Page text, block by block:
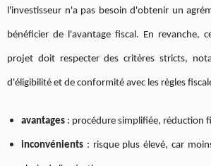
l'investisseur n'a pas besoin d'obtenir un
bénéficier de l'avantage fiscal. En revanche,
projet doit respecter des critères stricts,
d'éligibilité et de conformité avec les règles
avantages : procédure simplifiée, réduction
inconvénients : risque plus élevé, car